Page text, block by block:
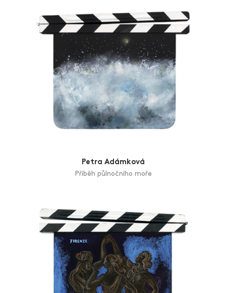
Petra Adámková
Příběh půlnočního moře